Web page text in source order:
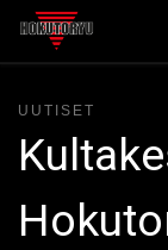
Skip to content
UUTISET